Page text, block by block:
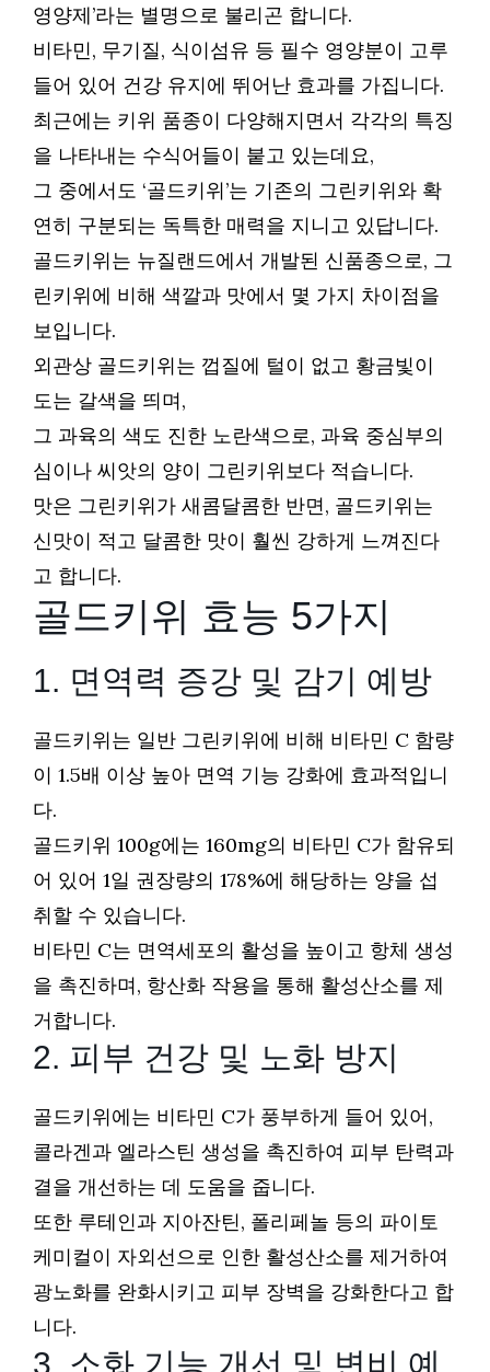
영양제’라는 별명으로 불리곤 합니다.
비타민, 무기질, 식이섬유 등 필수 영양분이 고루
들어 있어 건강 유지에 뛰어난 효과를 가집니다.
최근에는 키위 품종이 다양해지면서 각각의 특징
을 나타내는 수식어들이 붙고 있는데요,
그 중에서도 ‘골드키위’는 기존의 그린키위와 확
연히 구분되는 독특한 매력을 지니고 있답니다.
골드키위는 뉴질랜드에서 개발된 신품종으로, 그
린키위에 비해 색깔과 맛에서 몇 가지 차이점을
보입니다.
외관상 골드키위는 껍질에 털이 없고 황금빛이
도는 갈색을 띄며,
그 과육의 색도 진한 노란색으로, 과육 중심부의
심이나 씨앗의 양이 그린키위보다 적습니다.
맛은 그린키위가 새콤달콤한 반면, 골드키위는
신맛이 적고 달콤한 맛이 훨씬 강하게 느껴진다
고 합니다.
골드키위 효능 5가지
1. 면역력 증강 및 감기 예방
골드키위는 일반 그린키위에 비해 비타민 C 함량
이 1.5배 이상 높아 면역 기능 강화에 효과적입니
다.
골드키위 100g에는 160mg의 비타민 C가 함유되
어 있어 1일 권장량의 178%에 해당하는 양을 섭
취할 수 있습니다.
비타민 C는 면역세포의 활성을 높이고 항체 생성
을 촉진하며, 항산화 작용을 통해 활성산소를 제
거합니다.
2. 피부 건강 및 노화 방지
골드키위에는 비타민 C가 풍부하게 들어 있어,
콜라겐과 엘라스틴 생성을 촉진하여 피부 탄력과
결을 개선하는 데 도움을 줍니다.
또한 루테인과 지아잔틴, 폴리페놀 등의 파이토
케미컬이 자외선으로 인한 활성산소를 제거하여
광노화를 완화시키고 피부 장벽을 강화한다고 합
니다.
3. 소화 기능 개선 및 변비 예